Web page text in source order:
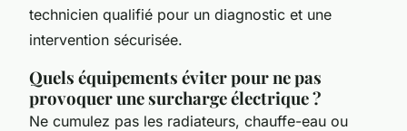
technicien qualifié pour un diagnostic et une
intervention sécurisée.
Quels équipements éviter pour ne pas
provoquer une surcharge électrique ?
Ne cumulez pas les radiateurs, chauffe-eau ou